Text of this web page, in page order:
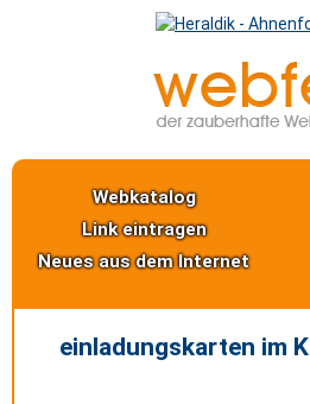
Webkatalog
Link eintragen
Neues aus dem Internet
einladungskarten im